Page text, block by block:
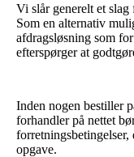
Vi slår generelt et
Som en alternativ
afdragsløsning som
efterspørger at
Inden nogen bestiller
forhandler på nettet
opgave.